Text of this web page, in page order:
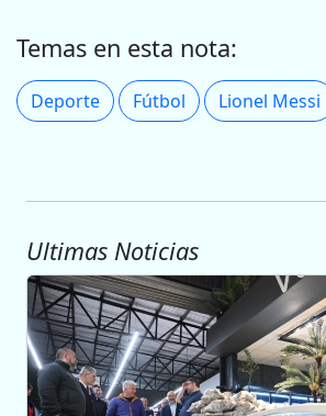
Temas en esta nota:
Deporte Fútbol Lionel Messi
Ultimas Noticias